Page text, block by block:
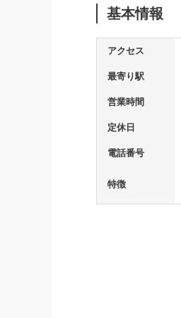
基本情報
アクセス
最寄り駅
営業時間
定休日
電話番号
特徴